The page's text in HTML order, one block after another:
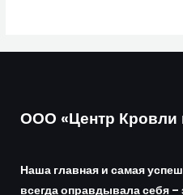
ООО «Центр Кровли
Наша главная и самая
всегда оправдывала себя